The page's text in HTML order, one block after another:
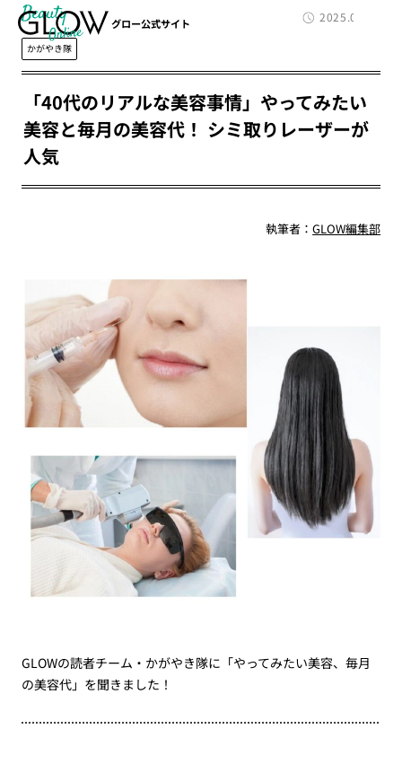
グロー公式サイト 2025.01.03
Beauty
かがやき隊
「40代のリアルな美容事情」やってみたい
美容と毎月の美容代！ シミ取りレーザーが
人気
執筆者：GLOW編集部
GLOWの読者チーム・かがやき隊に「やってみたい美容、毎月
の美容代」を聞きました！